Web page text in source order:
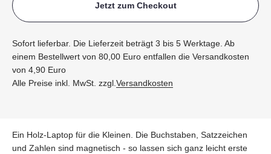
Jetzt zum Checkout
Sofort lieferbar. Die Lieferzeit beträgt 3 bis 5 Werktage. Ab
einem Bestellwert von 80,00 Euro entfallen die Versandkosten
von 4,90 Euro
Alle Preise inkl. MwSt. zzgl.Versandkosten
Ein Holz-Laptop für die Kleinen. Die Buchstaben, Satzzeichen
und Zahlen sind magnetisch - so lassen sich ganz leicht erste